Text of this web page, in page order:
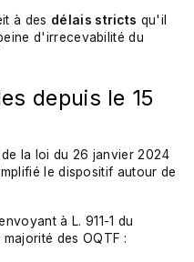
à des délais stricts qu'il
d'irrecevabilité du
depuis le 15
la loi du 26 janvier 2024
le dispositif autour de
à L. 911-1 du
des OQTF :